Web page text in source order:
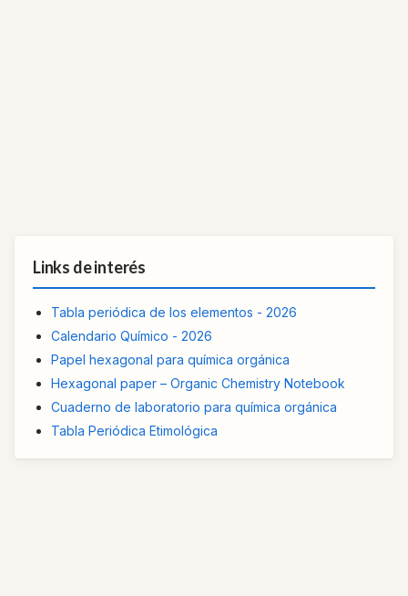
Links de interés
Tabla periódica de los elementos - 2026
Calendario Químico - 2026
Papel hexagonal para química orgánica
Hexagonal paper – Organic Chemistry Notebook
Cuaderno de laboratorio para química orgánica
Tabla Periódica Etimológica